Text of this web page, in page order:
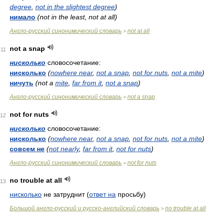
degree not in the slightest degree)
нимало (not in the least, not at all)
Англо-русский синонимический словарь > not at all
11
not a snap
нисколько словосочетание:
нисколько (nowhere near, not a snap not for nuts not a mite)
ничуть (not a mite far from it, not a snap)
Англо-русский синонимический словарь > not a snap
12
not for nuts
нисколько словосочетание:
нисколько (nowhere near, not a snap not for nuts not a mite)
совсем не (not nearly, far from it, not for nuts)
Англо-русский синонимический словарь > not for nuts
13
no trouble at all
нисколько не затруднит (ответ на просьбу)
Большой англо-русский и русско-английский словарь > no trouble at all